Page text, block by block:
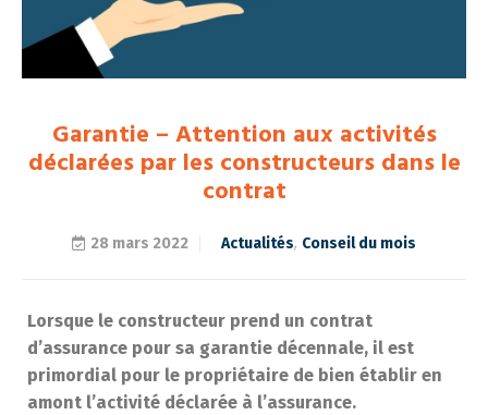
Garantie – Attention aux activités
déclarées par les constructeurs dans le
contrat
28 mars 2022 Actualités, Conseil du mois
Lorsque le constructeur prend un contrat
d’assurance pour sa garantie décennale, il est
primordial pour le propriétaire de bien établir en
amont l’activité déclarée à l’assurance.